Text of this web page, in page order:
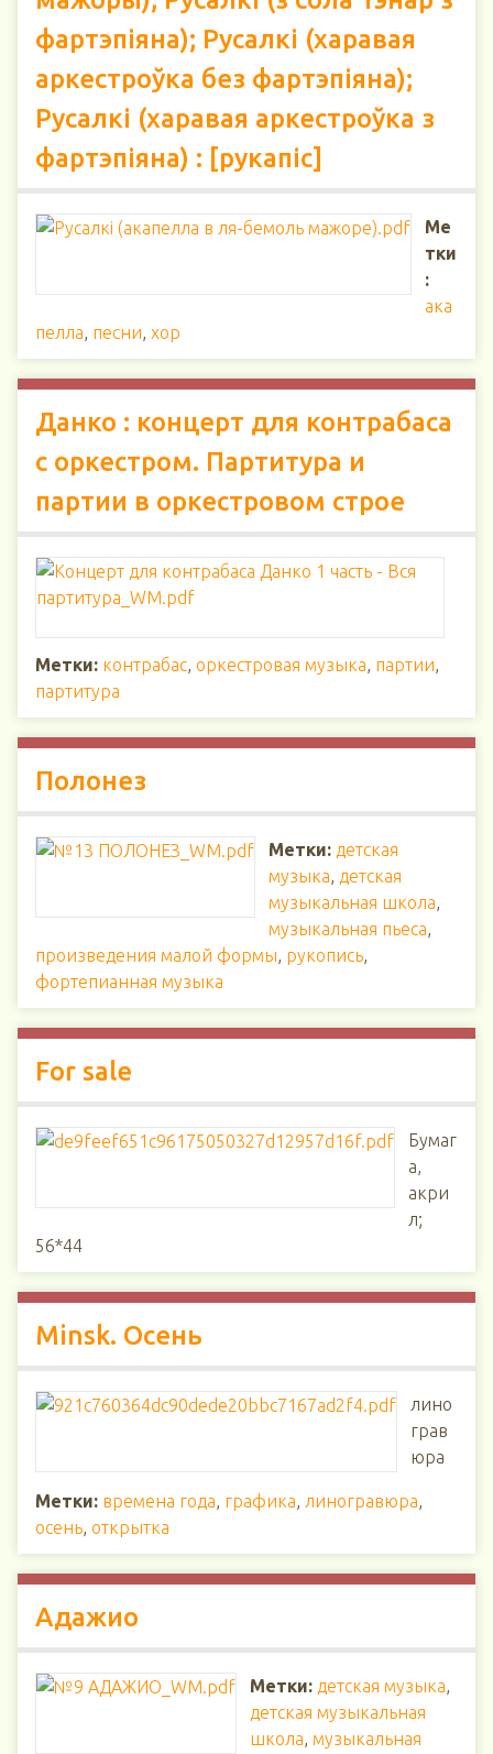
фартэпіяна); Русалкі (харавая
аркестроўка без фартэпіяна);
Русалкі (харавая аркестроўка з
фартэпіяна) : [рукапіс]
Ме
тки
:
ака
пелла, песни, хор
Данко : концерт для контрабаса
с оркестром. Партитура и
партии в оркестровом строе
Метки: контрабас, оркестровая музыка, партии,
партитура
Полонез
Метки: детская
музыка, детская
музыкальная школа,
музыкальная пьеса,
произведения малой формы, рукопись,
фортепианная музыка
For sale
Бумаг
а,
акри
л;
56*44
Minsk. Осень
лино
грав
юра
Метки: времена года, графика, линогравюра,
осень, открытка
Адажио
Метки: детская музыка,
детская музыкальная
школа, музыкальная